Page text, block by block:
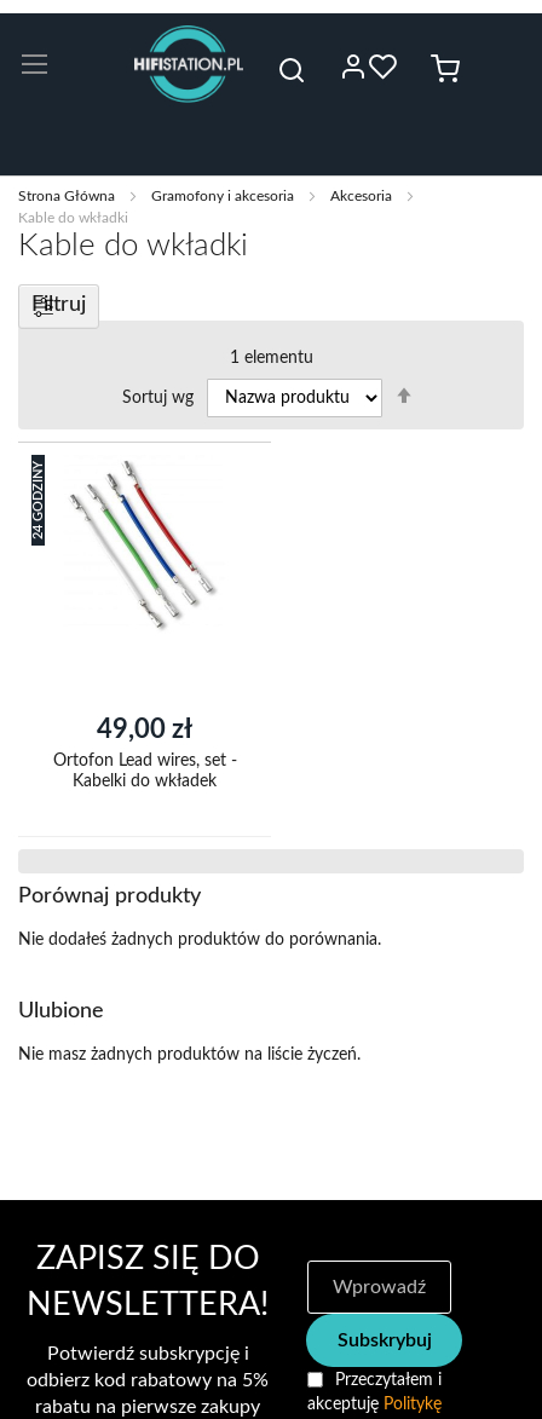
Przejdź
treści
Szukaj Mój koszyk
Strona Główna Gramofony i akcesoria
Akcesoria
Kable do wkładki
Kable do wkładki
1elementu
Sortuj wg
24 GODZINY
49,00 zł
Ortofon Lead wires, set -
Kabelki do wkładek
Filtruj
Porównaj produkty
Nie dodałeś żadnych produktów do porównania.
Ulubione
Nie masz żadnych produktów na liście życzeń.
ZAPISZ SIĘ DO
NEWSLETTERA!
Potwierdź subskrypcję i
odbierz kod rabatowy na 5%
rabatu na pierwsze zakupy
b
s
k
r
Subskrybuj
Przeczytałem i
akceptuję Politykę